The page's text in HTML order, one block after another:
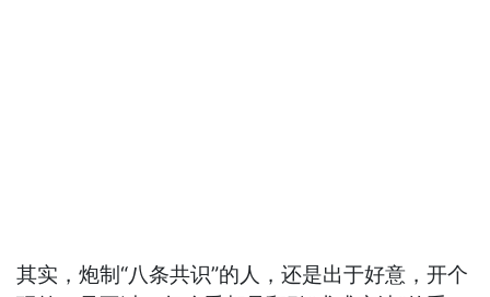
其实，炮制“八条共识”的人，还是出于好意，开个